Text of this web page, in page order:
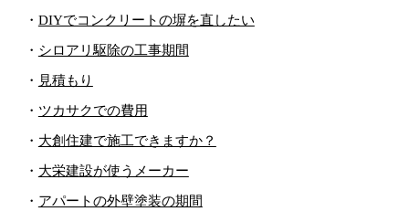
・ DIYでコンクリートの塀を直したい
・ シロアリ駆除の工事期間
・ 見積もり
・ ツカサクでの費用
・ 大創住建で施工できますか？
・ 大栄建設が使うメーカー
・ アパートの外壁塗装の期間